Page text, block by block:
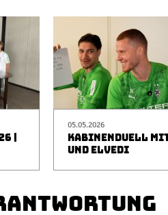
|
05.05.2026
KABINENDUELL
UND ELVEDI